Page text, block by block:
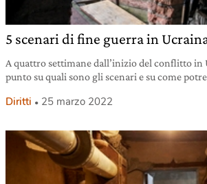
5 scenari di fine guerra in
A quattro settimane dall’inizio del conflitto in
punto su quali sono gli scenari e su come
Diritti 25 marzo 2022